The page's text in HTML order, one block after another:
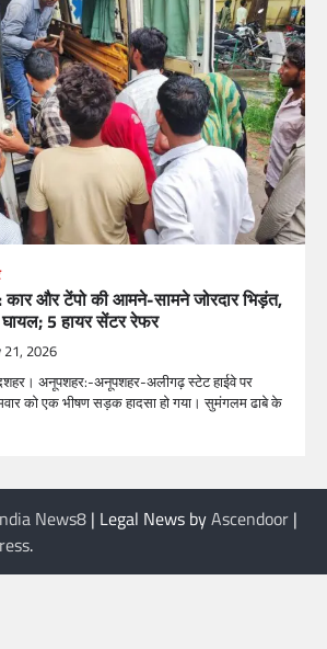
और टेंपो की आमने-सामने जोरदार भिड़ंत,
5 हायर सेंटर रेफर​
21, 2026
अनूपशहर:-अनूपशहर-अलीगढ़ स्टेट हाईवे पर
को एक भीषण सड़क हादसा हो गया। सुमंगलम ढाबे के
News8 | Legal News byAscendoor |
.